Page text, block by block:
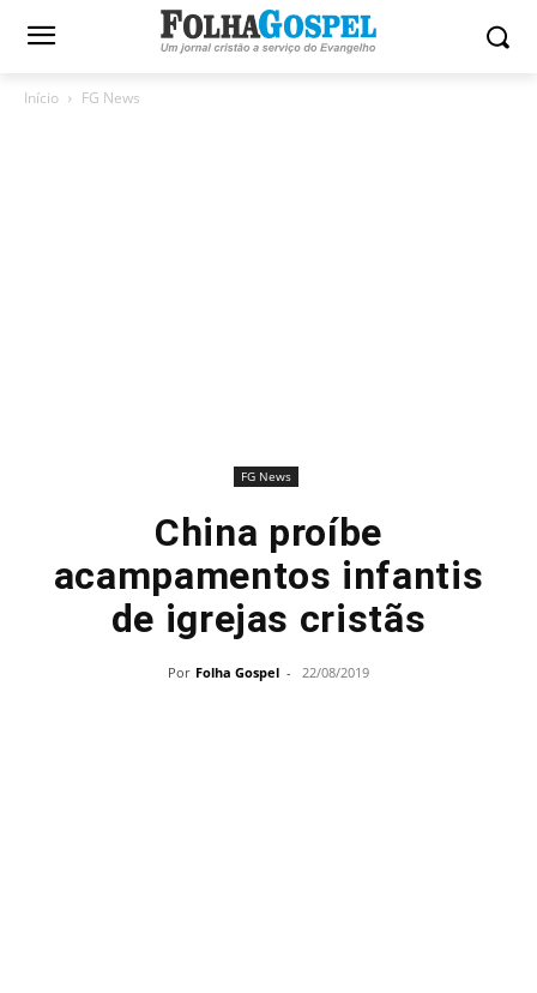
Início FG News
FG News
China proíbe
acampamentos infantis
de igrejas cristãs
Por Folha Gospel - 22/08/2019